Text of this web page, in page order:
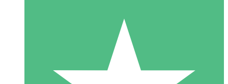
Pacotes de Créditos Individuais
Pague conforme o uso com créditos de download. Sem